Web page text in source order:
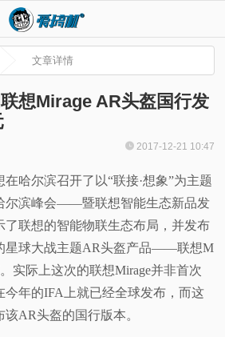
文章详情
想Mirage AR头盔国行发
2017-12-21 10:47
在哈尔滨召开了以“联接·想象”为主题
尔滨峰会——暨联想智能生态新品发
了联想的智能物联生态布局，并发布
星球大战主题AR头盔产品——联想M
实际上这次的联想Mirage并非首次
今年的IFA上就已经全球发布，而这
AR头盔的国行版本。